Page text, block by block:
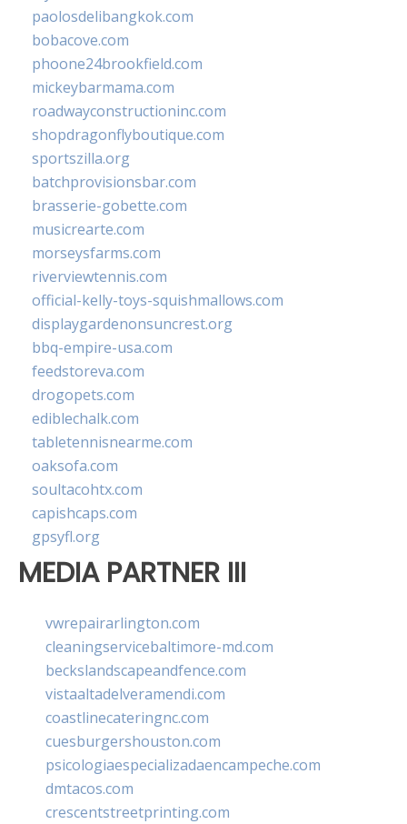
paolosdelibangkok.com
bobacove.com
phoone24brookfield.com
mickeybarmama.com
roadwayconstructioninc.com
shopdragonflyboutique.com
sportszilla.org
batchprovisionsbar.com
brasserie-gobette.com
musicrearte.com
morseysfarms.com
riverviewtennis.com
official-kelly-toys-squishmallows.com
displaygardenonsuncrest.org
bbq-empire-usa.com
feedstoreva.com
drogopets.com
ediblechalk.com
tabletennisnearme.com
oaksofa.com
soultacohtx.com
capishcaps.com
gpsyfl.org
MEDIA PARTNER III
vwrepairarlington.com
cleaningservicebaltimore-md.com
beckslandscapeandfence.com
vistaaltadelveramendi.com
coastlinecateringnc.com
cuesburgershouston.com
psicologiaespecializadaencampeche.com
dmtacos.com
crescentstreetprinting.com